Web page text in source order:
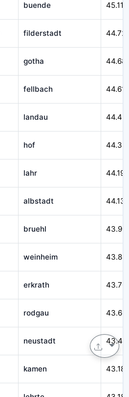
buende 45.116
filderstadt 44.721
gotha
fellbach 44.611
landau
hof
lahr 44.195
albstadt 44.135
bruehl
weinheim
erkrath
rodgau
neustadt
kamen 43.189